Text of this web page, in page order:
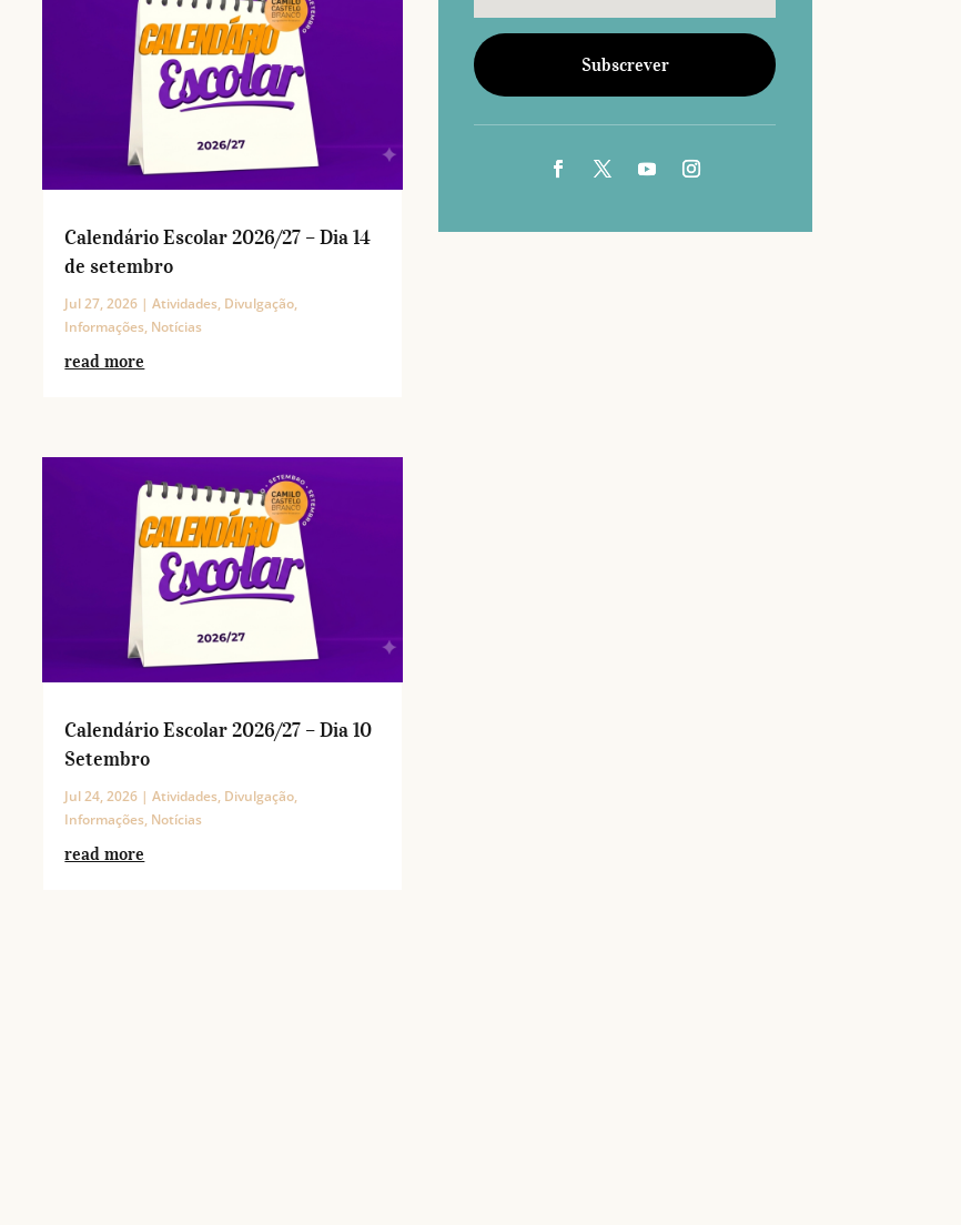
Calendário Escolar 2026/27 – Dia 14
de setembro
Jul 27, 2026 |Atividades, Divulgação,
Informações, Notícias
read more
Calendário Escolar 2026/27 – Dia 10
Setembro
Jul 24, 2026 |Atividades, Divulgação,
Informações, Notícias
read more
Subscrever